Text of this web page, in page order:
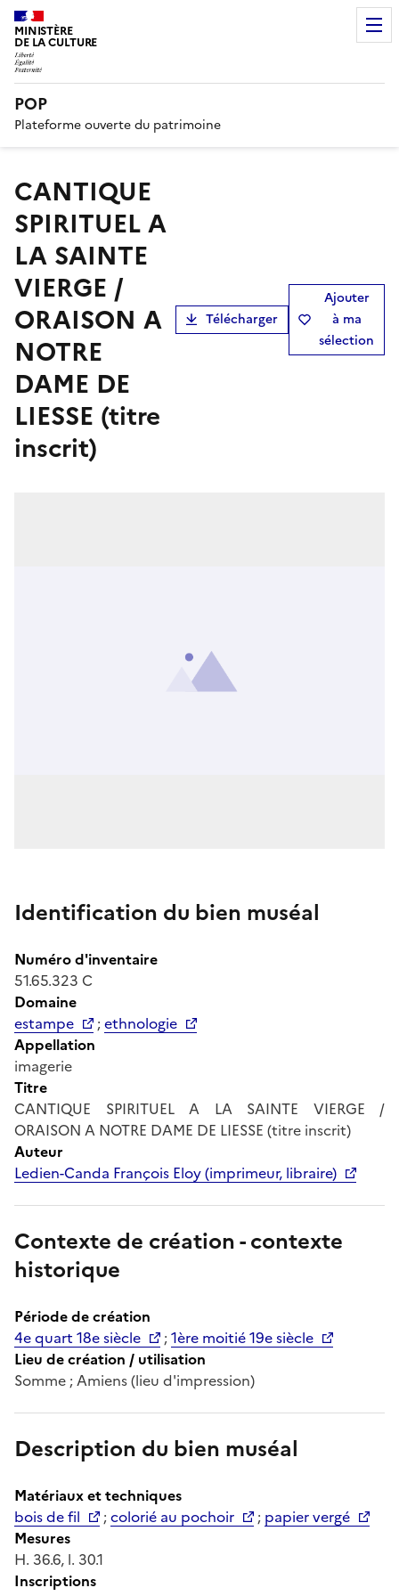
MINISTÈRE
DE LA CULTURE
POP
Plateforme ouverte du patrimoine
CANTIQUE
SPIRITUEL A
LA SAINTE
VIERGE /
ORAISON A
NOTRE
DAME DE
LIESSE (titre
inscrit)
Télécharger
Ajouter
à ma
sélection
Identification du bien muséal
Numéro d'inventaire
51.65.323 C
Domaine
estampe
;ethnologie
Appellation
imagerie
Titre
CANTIQUE SPIRITUEL A LA SAINTE VIERGE /
ORAISON A NOTRE DAME DE LIESSE (titre inscrit)
Auteur
Ledien-Canda François Eloy (imprimeur, libraire)
Contexte de création - contexte
historique
Période de création
4e quart 18e siècle
;1ère moitié 19e siècle
Lieu de création / utilisation
Somme ; Amiens (lieu d'impression)
Description du bien muséal
Matériaux et techniques
bois de fil
;colorié au pochoir ; papier vergé
Mesures
H. 36.6, l. 30.1
Inscriptions